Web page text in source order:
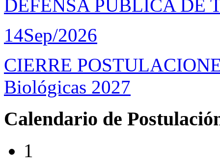
DEFENSA PÚBLICA DE
14Sep/2026
CIERRE
Biológicas 2027
Calendario de
1